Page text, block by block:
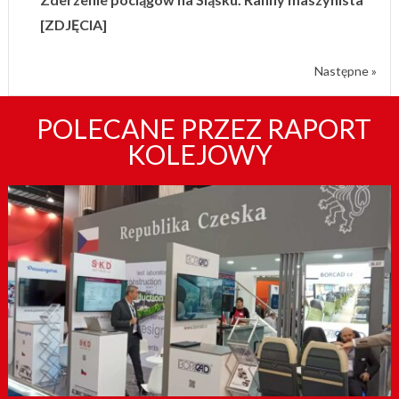
[ZDJĘCIA]
Następne »
POLECANE PRZEZ RAPORT
KOLEJOWY